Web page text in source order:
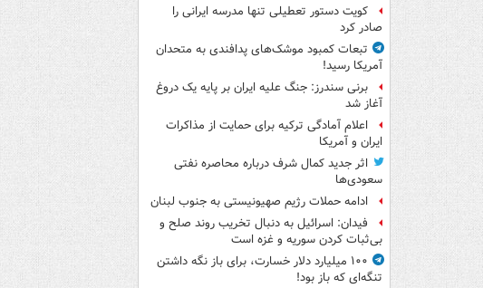
کویت دستور تعطیلی تنها مدرسه ایرانی را
صادر کرد
تبعات کمبود موشک‌های پدافندی به متحدان
آمریکا رسید!
برنی سندرز: جنگ علیه ایران بر پایه یک دروغ
آغاز شد
اعلام آمادگی ترکیه برای حمایت از مذاکرات
ایران و آمریکا
اثر جدید کمال شرف درباره محاصره نفتی
سعودی‌ها
ادامه حملات رژیم صهیونیستی به جنوب لبنان
فیدان: اسرائیل به دنبال تخریب روند صلح و
بی‌ثبات کردن سوریه و غزه است
۱۰۰ میلیارد دلار خسارت، برای باز نگه داشتن
تنگه‌ای که باز بود!